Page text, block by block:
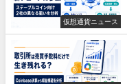
仮想通貨ニュース